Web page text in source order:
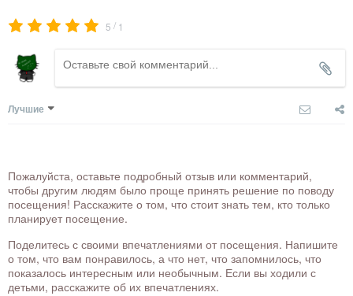
5 / 1
Лучшие
Пожалуйста, оставьте подробный отзыв или комментарий,
чтобы другим людям было проще принять решение по поводу
посещения! Расскажите о том, что стоит знать тем, кто только
планирует посещение.
Поделитесь с своими впечатлениями от посещения. Напишите
о том, что вам понравилось, а что нет, что запомнилось, что
показалось интересным или необычным. Если вы ходили с
детьми, расскажите об их впечатлениях.